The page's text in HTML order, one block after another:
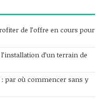
de l’offre en cours pour
d’un terrain de
par où commencer sans y